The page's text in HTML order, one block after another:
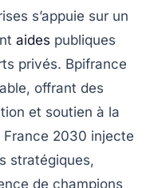
s’appuie sur un
aides publiques
privés. Bpifrance
offrant des
et soutien à la
2030 injecte
stratégiques,
de champions